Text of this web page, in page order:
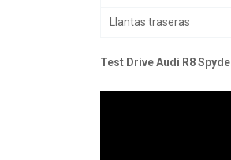
Llantas traseras
Test Drive Audi R8